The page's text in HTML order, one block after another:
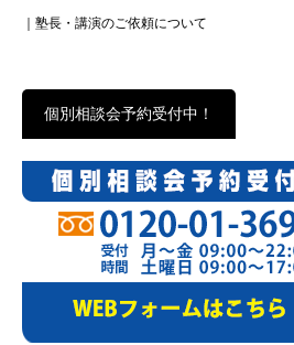
｜塾長・講演のご依頼について
個別相談会予約受付中！